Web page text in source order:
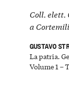
Coll. elett.
a
GUSTAVO
La patria.
Volume 1 –